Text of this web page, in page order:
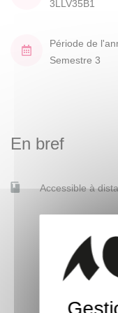
3LLV35B1
Période de
Semestre 3
En bref
Accessible à